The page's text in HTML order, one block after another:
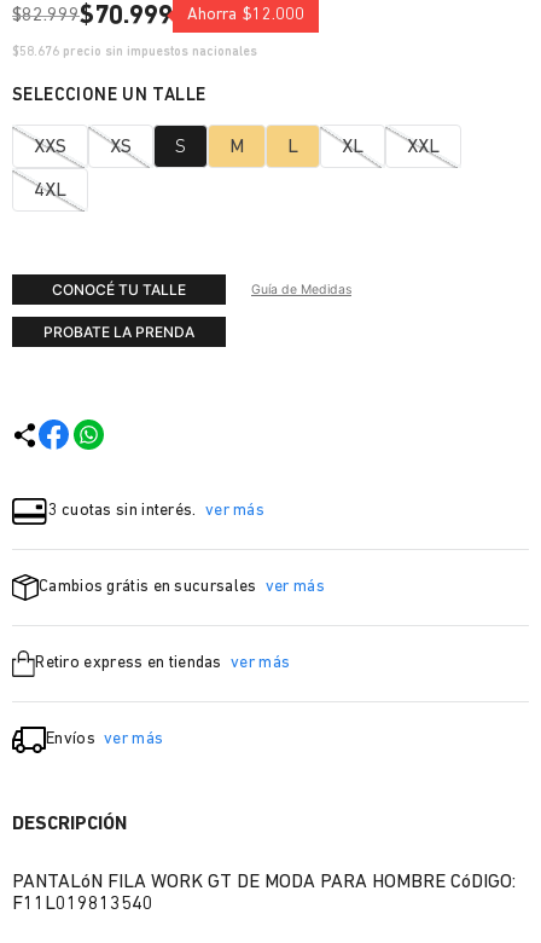
$82.999$70.999 Ahorra $12.000
$58.676 precio sin impuestos nacionales
XXS XS S M L XL XXL
4XL
CONOCÉ TU TALLE Guía de Medidas
PROBATE LA PRENDA
3 cuotas sin interés. ver más
Cambios grátis en sucursales ver más
Retiro express en tiendas ver más
Envíos ver más
DESCRIPCIÓN
PANTALóN FILA WORK GT DE MODA PARA HOMBRE CóDIGO:
F11L019813540